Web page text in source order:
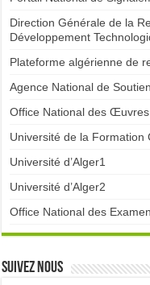
Direction Générale de la
Développement
Plateforme algérienne de
Agence National de
Office National des
Université de la Formation
Université d’Alger1
Université d’Alger2
Office National des
Suivez nous